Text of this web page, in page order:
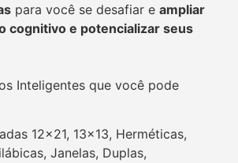
para você se desafiar e ampliar
cognitivo e potencializar seus
Inteligentes que você pode
12×21, 13×13, Herméticas,
Janelas, Duplas,